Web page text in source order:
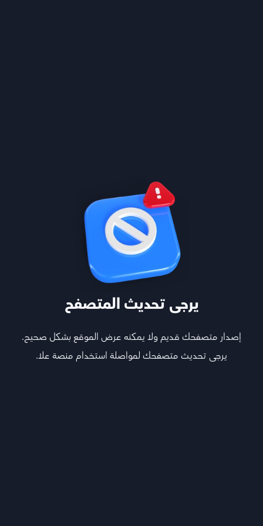
يرجى تحديث المتصفح
إصدار متصفحك قديم ولا يمكنه عرض الموقع بشكل صحيح.
يرجى تحديث متصفحك لمواصلة استخدام منصة علا.